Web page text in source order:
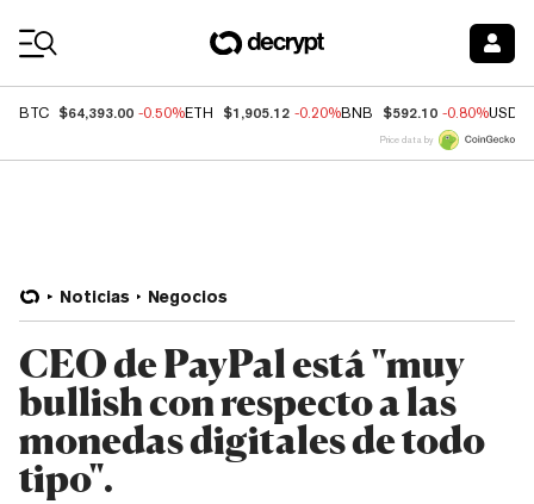
BTC $64,393.00 -0.50%ETH $1,905.12 -0.20%BNB $592.10 -0.80%USDC
Price data by
Noticias Negocios
CEO de PayPal está "muy
bullish con respecto a las
monedas digitales de todo
tipo".